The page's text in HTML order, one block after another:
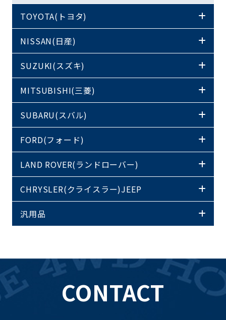
TOYOTA(トヨタ)
NISSAN(日産)
SUZUKI(スズキ)
MITSUBISHI(三菱)
SUBARU(スバル)
FORD(フォード)
LAND ROVER(ランドローバー)
CHRYSLER(クライスラー)JEEP
汎用品
CONTACT